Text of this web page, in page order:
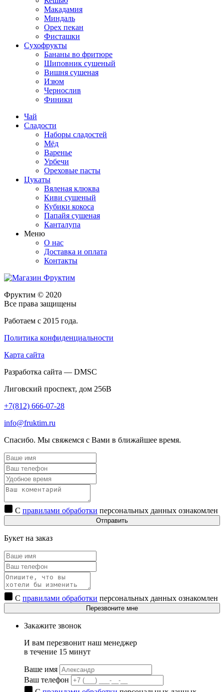
Макадамия
Миндаль
Орех пекан
Фисташки
Сухофрукты
Бананы во фритюре
Шиповник сушеный
Вишня сушеная
Изюм
Чернослив
Финики
Чай
Сладости
Наборы сладостей
Мёд
Варенье
Урбечи
Ореховые пасты
Цукаты
Вяленая клюква
Киви сушеный
Кубики кокоса
Папайя сушеная
Канталупа
Меню
О нас
Доставка и оплата
Контакты
Фруктим © 2020
Все права защищены
Работаем с 2015 года.
Политика конфиденциальности
Карта сайта
Разработка сайта — DMSC
Лиговский проспект, дом 256В
+7(812) 666-07-28
info@fruktim.ru
Спасибо. Мы свяжемся с Вами в ближайшее время.
С правилами обработки персональных данных ознакомлен
Отправить
Букет на заказ
С правилами обработки персональных данных ознакомлен
Перезвоните мне
Закажите звонок
И вам перезвонит наш менеджер
в течение 15 минут
Ваше имя
Ваш телефон